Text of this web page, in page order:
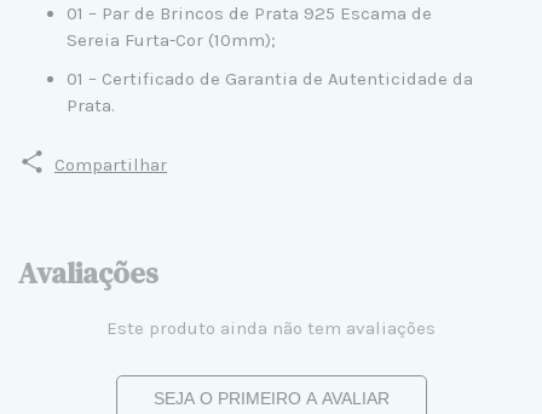
01 – Par de Brincos de Prata 925 Escama de
Sereia Furta-Cor (10mm);
01 – Certificado de Garantia de Autenticidade da
Prata.
Compartilhar
Avaliações
Este produto ainda não tem avaliações
SEJA O PRIMEIRO A AVALIAR